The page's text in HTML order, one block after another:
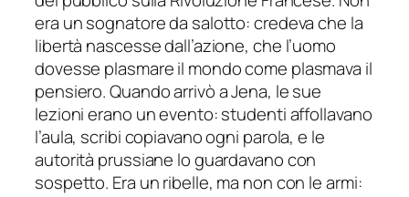
era un sognatore da salotto: credeva che la
libertà nascesse dall’azione, che l’uomo
dovesse plasmare il mondo come plasmava il
pensiero. Quando arrivò a Jena, le sue
lezioni erano un evento: studenti affollavano
l’aula, scribi copiavano ogni parola, e le
autorità prussiane lo guardavano con
sospetto. Era un ribelle, ma non con le armi: